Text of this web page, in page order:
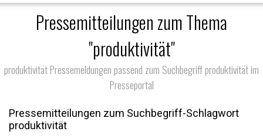
Pressemitteilungen zum Thema
"produktivität"
produktivität Pressemeldungen passend zum Suchbegriff produktivität im
Presseportal
Pressemitteilungen zum Suchbegriff-Schlagwort
produktivität